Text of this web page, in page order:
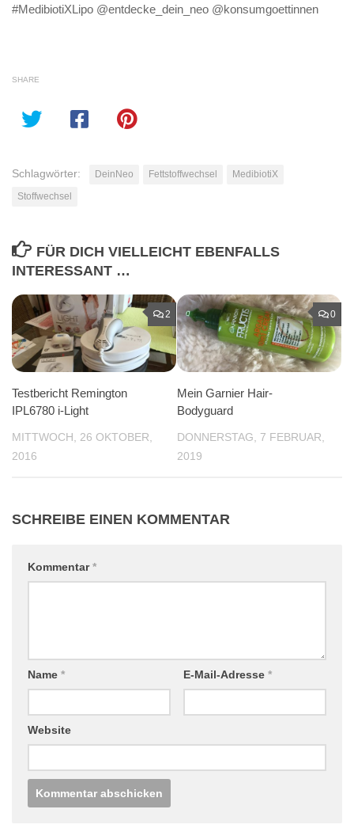
#MedibiotiXLipo @entdecke_dein_neo @konsumgoettinnen
SHARE
Schlagwörter: DeinNeo Fettstoffwechsel
MedibiotiX
Stoffwechsel
FÜR DICH VIELLEICHT EBENFALLS
INTERESSANT …
2
Testbericht Remington
IPL6780 i-Light
MITTWOCH, 26 OKTOBER,
2016
0
Mein Garnier Hair-
Bodyguard
DONNERSTAG, 7 FEBRUAR,
2019
SCHREIBE EINEN KOMMENTAR
Kommentar*
Name * E-Mail-Adresse *
Website